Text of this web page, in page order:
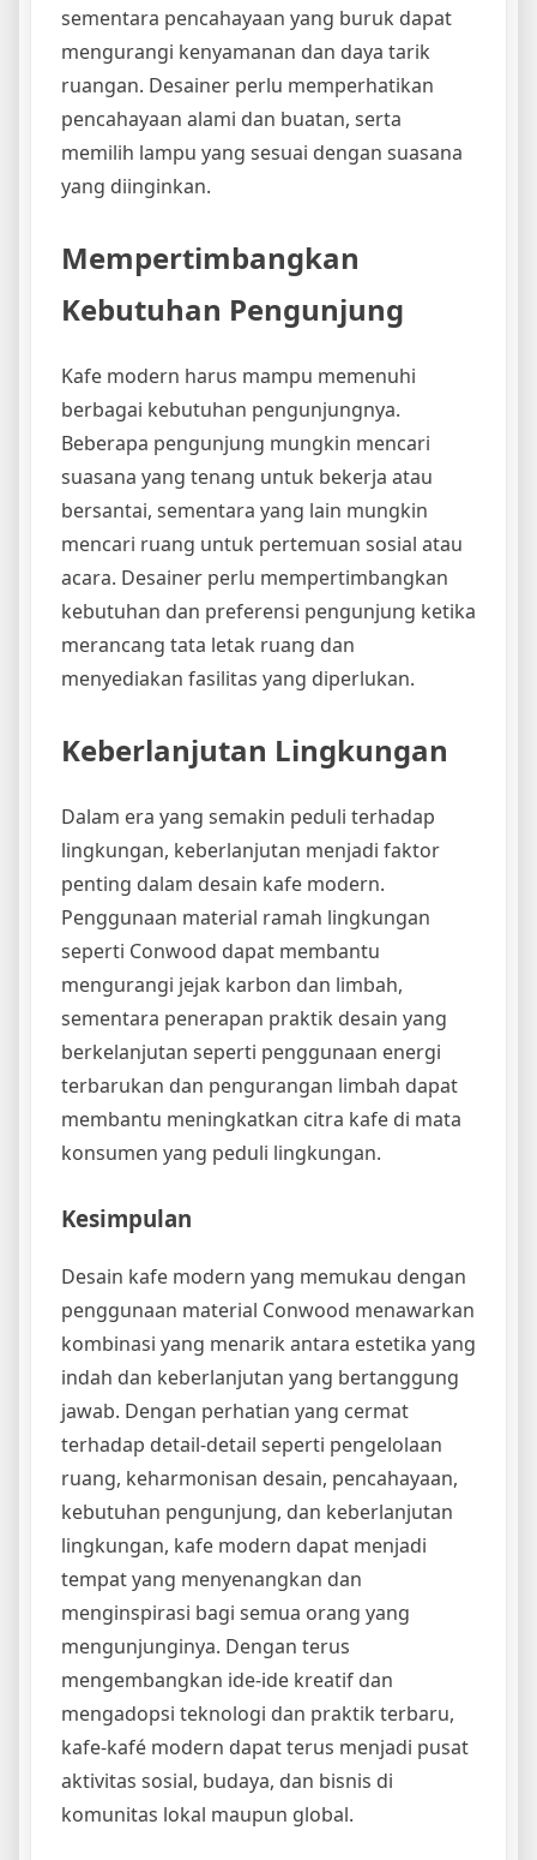
sementara pencahayaan yang buruk dapat
mengurangi kenyamanan dan daya tarik
ruangan. Desainer perlu memperhatikan
pencahayaan alami dan buatan, serta
memilih lampu yang sesuai dengan suasana
yang diinginkan.
Mempertimbangkan
Kebutuhan Pengunjung
Kafe modern harus mampu memenuhi
berbagai kebutuhan pengunjungnya.
Beberapa pengunjung mungkin mencari
suasana yang tenang untuk bekerja atau
bersantai, sementara yang lain mungkin
mencari ruang untuk pertemuan sosial atau
acara. Desainer perlu mempertimbangkan
kebutuhan dan preferensi pengunjung ketika
merancang tata letak ruang dan
menyediakan fasilitas yang diperlukan.
Keberlanjutan Lingkungan
Dalam era yang semakin peduli terhadap
lingkungan, keberlanjutan menjadi faktor
penting dalam desain kafe modern.
Penggunaan material ramah lingkungan
seperti Conwood dapat membantu
mengurangi jejak karbon dan limbah,
sementara penerapan praktik desain yang
berkelanjutan seperti penggunaan energi
terbarukan dan pengurangan limbah dapat
membantu meningkatkan citra kafe di mata
konsumen yang peduli lingkungan.
Kesimpulan
Desain kafe modern yang memukau dengan
penggunaan material Conwood menawarkan
kombinasi yang menarik antara estetika yang
indah dan keberlanjutan yang bertanggung
jawab. Dengan perhatian yang cermat
terhadap detail-detail seperti pengelolaan
ruang, keharmonisan desain, pencahayaan,
kebutuhan pengunjung, dan keberlanjutan
lingkungan, kafe modern dapat menjadi
tempat yang menyenangkan dan
menginspirasi bagi semua orang yang
mengunjunginya. Dengan terus
mengembangkan ide-ide kreatif dan
mengadopsi teknologi dan praktik terbaru,
kafe-kafé modern dapat terus menjadi pusat
aktivitas sosial, budaya, dan bisnis di
komunitas lokal maupun global.